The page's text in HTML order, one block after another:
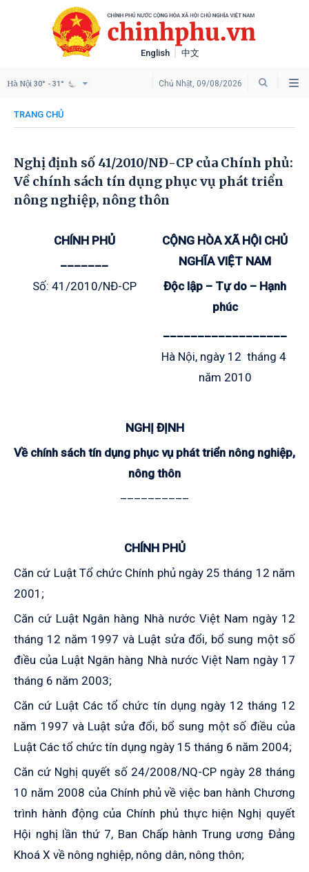
English 中文
Chủ Nhật, 09/08/2026
Hà Nội 30° - 31°
TRANG CHỦ
Nghị định số 41/2010/NĐ-CP của Chính phủ:
Về chính sách tín dụng phục vụ phát triển
nông nghiệp, nông thôn
CHÍNH PHỦ
_______
Số: 41/2010/NĐ-CP
CỘNG HÒA XÃ HỘI CHỦ
NGHĨA VIỆT NAM
Độc lập – Tự do – Hạnh
phúc
__________________
Hà Nội, ngày 12 tháng 4
năm 2010
NGHỊ ĐỊNH
Về chính sách tín dụng phục vụ phát triển nông nghiệp,
nông thôn
CHÍNH PHỦ
Căn cứ Luật Tổ chức Chính phủ ngày 25 tháng 12 năm
2001;
Căn cứ Luật Ngân hàng Nhà nước Việt Nam ngày 12
tháng 12 năm 1997 và Luật sửa đổi, bổ sung một số
điều của Luật Ngân hàng Nhà nước Việt Nam ngày 17
tháng 6 năm 2003;
Căn cứ Luật Các tổ chức tín dụng ngày 12 tháng 12
năm 1997 và Luật sửa đổi, bổ sung một số điều của
Luật Các tổ chức tín dụng ngày 15 tháng 6 năm 2004;
Căn cứ Nghị quyết số 24/2008/NQ-CP ngày 28 tháng
10 năm 2008 của Chính phủ về việc ban hành Chương
trình hành động của Chính phủ thực hiện Nghị quyết
Hội nghị lần thứ 7, Ban Chấp hành Trung ương Đảng
Khoá X về nông nghiệp, nông dân, nông thôn;